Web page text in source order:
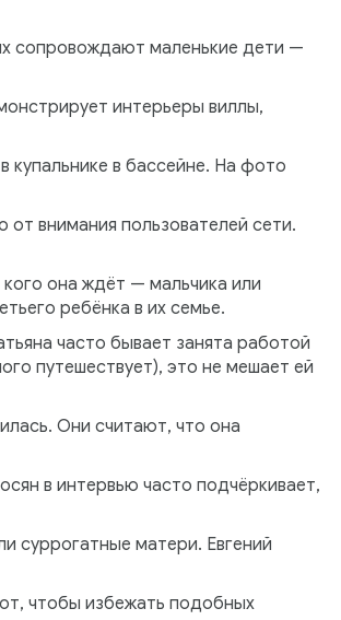
сопровождают маленькие дети —
интерьеры виллы,
купальнике в бассейне. На фото
от внимания пользователей сети.
она ждёт — мальчика или
ребёнка в их семье.
часто бывает занята работой
путешествует), это не мешает ей
Они считают, что она
в интервью часто подчёркивает,
суррогатные матери. Евгений
чтобы избежать подобных